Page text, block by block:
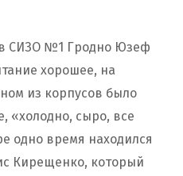
СИЗО №1 Гродно Юзеф
хорошее, на
из корпусов было
«холодно, сыро, все
одно время находился
Кирещенко, который